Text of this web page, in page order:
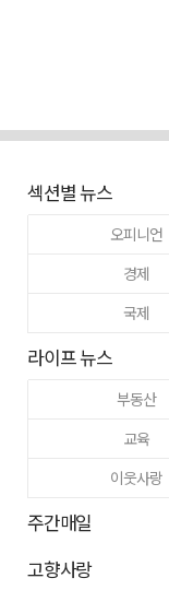
섹션별 뉴스
오피니언
경제
국제
라이프 뉴스
부동산
교육
이웃사랑
주간매일
고향사랑